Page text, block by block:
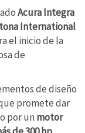
Acura Integra
International
el inicio de la
de
de diseño
promete dar
por un motor